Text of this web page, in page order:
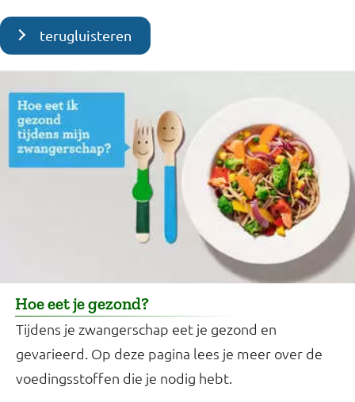
terugluisteren
Hoe eet je gezond?
Tijdens je zwangerschap eet je gezond en
gevarieerd. Op deze pagina lees je meer over de
voedingsstoffen die je nodig hebt.